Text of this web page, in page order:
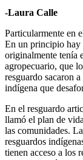
-Laura Calle
Particularmente en
En un principio hay
originalmente tenía
agropecuario, que
resguardo sacaron
indígena que
En el resguardo
llamó el plan de
las comunidades.
resguardos
tienen acceso a los